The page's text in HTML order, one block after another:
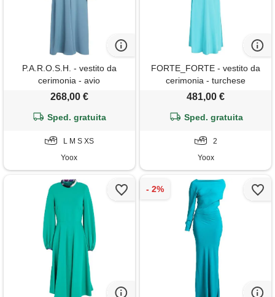
P.A.R.O.S.H. - vestito da
cerimonia - avio
268,00 €
Sped. gratuita
L M S XS
Yoox
FORTE_FORTE - vestito da
cerimonia - turchese
481,00 €
Sped. gratuita
2
Yoox